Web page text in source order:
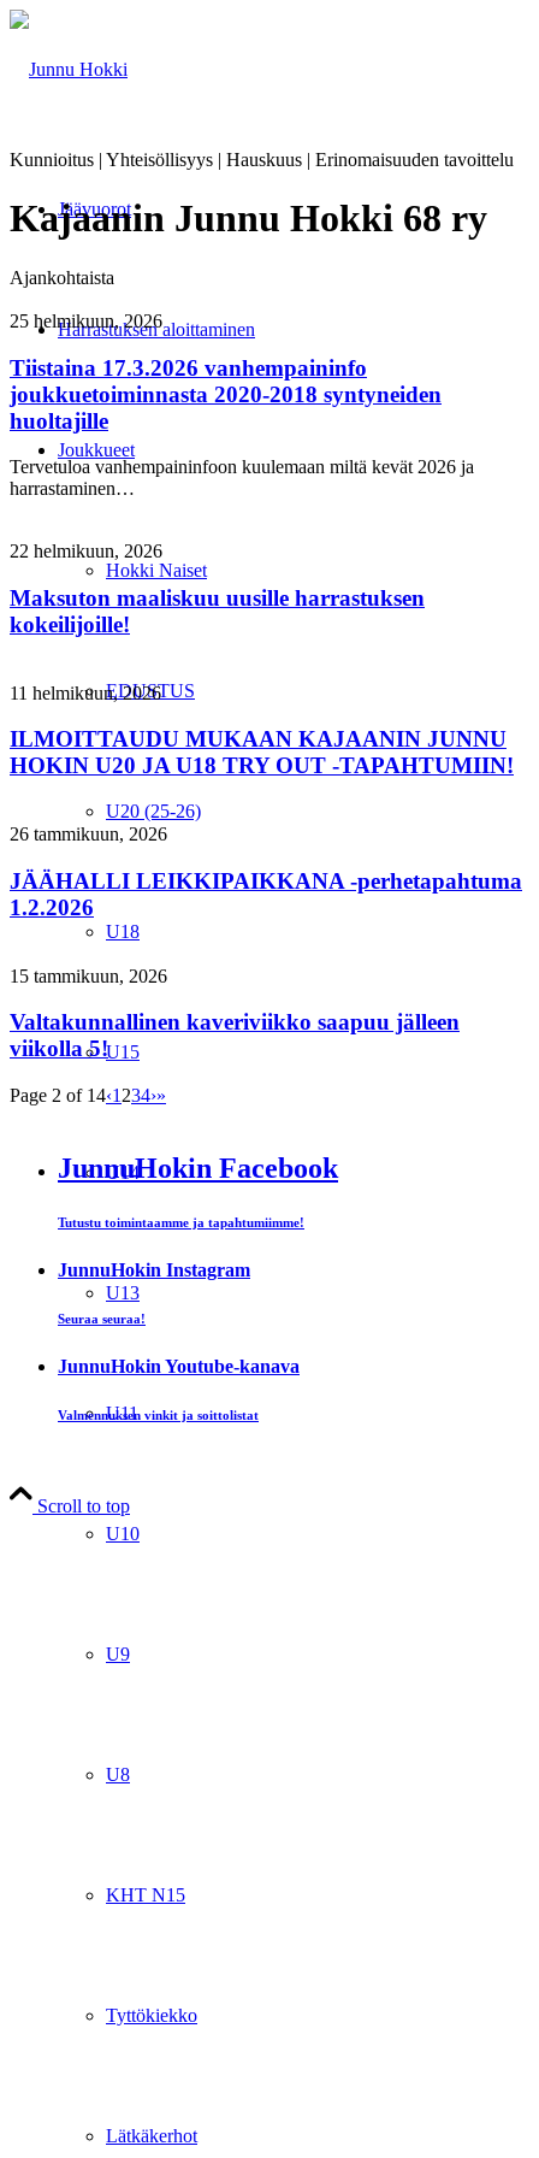
Jäävuorot
Harrastuksen aloittaminen
Joukkueet
Hokki Naiset
EDUSTUS
U20 (25-26)
U18
U15
U14
U13
U11
U10
U9
U8
KHT N15
Tyttökiekko
Lätkäkerhot
Kunnioitus | Yhteisöllisyys | Hauskuus | Erinomaisuuden tavoittelu
Kajaanin Junnu Hokki 68 ry
Ajankohtaista
25 helmikuun, 2026
Tiistaina 17.3.2026 vanhempaininfo
joukkuetoiminnasta 2020-2018 syntyneiden
huoltajille
Tervetuloa vanhempaininfoon kuulemaan miltä kevät 2026 ja
harrastaminen…
22 helmikuun, 2026
Maksuton maaliskuu uusille harrastuksen
kokeilijoille!
11 helmikuun, 2026
ILMOITTAUDU MUKAAN KAJAANIN JUNNU
HOKIN U20 JA U18 TRY OUT -TAPAHTUMIIN!
26 tammikuun, 2026
JÄÄHALLI LEIKKIPAIKKANA -perhetapahtuma
1.2.2026
15 tammikuun, 2026
Valtakunnallinen kaveriviikko saapuu jälleen
viikolla 5!
Page 2 of 14‹1 234›»
JunnuHokin Facebook
Tutustu toimintaamme ja tapahtumiimme!
JunnuHokin Instagram
Seuraa seuraa!
JunnuHokin Youtube-kanava
Valmennuksen vinkit ja soittolistat
Scroll to top